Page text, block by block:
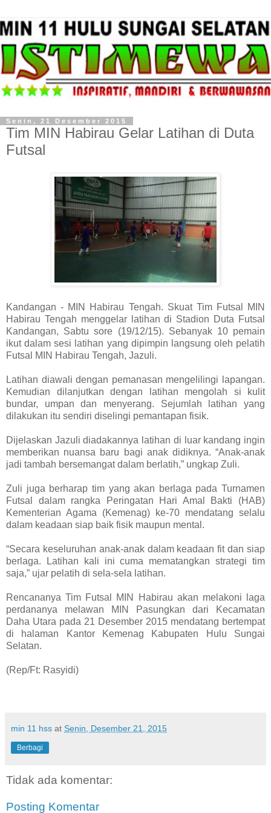
Senin, 21 Desember 2015
Tim MIN Habirau Gelar Latihan di Duta
Futsal
Kandangan - MIN Habirau Tengah. Skuat Tim Futsal MIN
Habirau Tengah menggelar latihan di Stadion Duta Futsal
Kandangan, Sabtu sore (19/12/15). Sebanyak 10 pemain
ikut dalam sesi latihan yang dipimpin langsung oleh pelatih
Futsal MIN Habirau Tengah, Jazuli.
Latihan diawali dengan pemanasan mengelilingi lapangan.
Kemudian dilanjutkan dengan latihan mengolah si kulit
bundar, umpan dan menyerang. Sejumlah latihan yang
dilakukan itu sendiri diselingi pemantapan fisik.
Dijelaskan Jazuli diadakannya latihan di luar kandang ingin
memberikan nuansa baru bagi anak didiknya. “Anak-anak
jadi tambah bersemangat dalam berlatih,” ungkap Zuli.
Zuli juga berharap tim yang akan berlaga pada Turnamen
Futsal dalam rangka Peringatan Hari Amal Bakti (HAB)
Kementerian Agama (Kemenag) ke-70 mendatang selalu
dalam keadaan siap baik fisik maupun mental.
“Secara keseluruhan anak-anak dalam keadaan fit dan siap
berlaga. Latihan kali ini cuma mematangkan strategi tim
saja,” ujar pelatih di sela-sela latihan.
Rencananya Tim Futsal MIN Habirau akan melakoni laga
perdananya melawan MIN Pasungkan dari Kecamatan
Daha Utara pada 21 Desember 2015 mendatang bertempat
di halaman Kantor Kemenag Kabupaten Hulu Sungai
Selatan.
(Rep/Ft: Rasyidi)
min 11 hss at Senin, Desember 21, 2015
Berbagi
Tidak ada komentar:
Posting Komentar